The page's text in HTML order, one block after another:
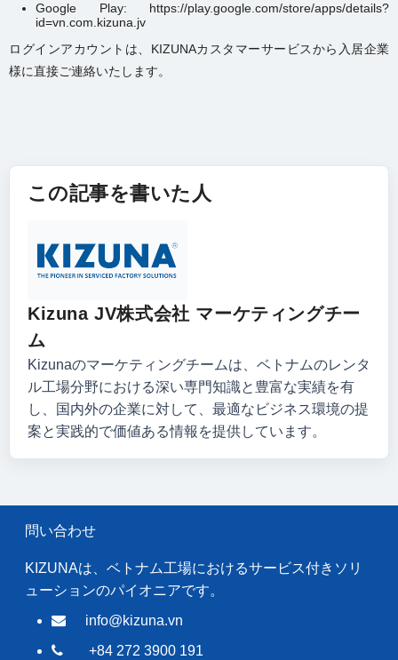
Google Play: https://play.google.com/store/apps/details?
id=vn.com.kizuna.jv
ログインアカウントは、KIZUNAカスタマーサービスから入居企業
様に直接ご連絡いたします。
この記事を書いた人
Kizuna JV株式会社 マーケティングチー
ム
Kizunaのマーケティングチームは、ベトナムのレンタ
ル工場分野における深い専門知識と豊富な実績を有
し、国内外の企業に対して、最適なビジネス環境の提
案と実践的で価値ある情報を提供しています。
問い合わせ
KIZUNAは、ベトナム工場におけるサービス付きソリ
ューションのパイオニアです。
info@kizuna.vn
+84 272 3900 191